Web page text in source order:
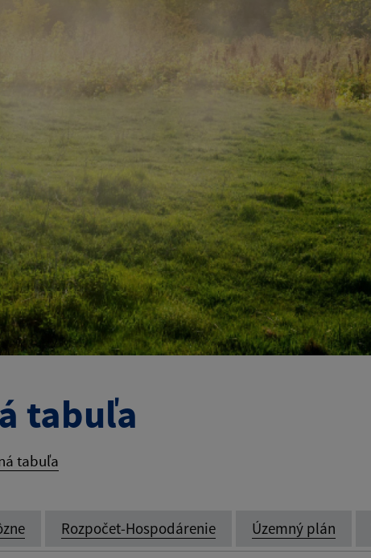
tabuľa
tabuľa
Rozpočet-Hospodárenie Územný plán